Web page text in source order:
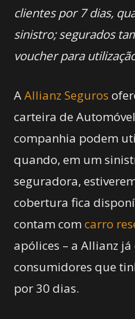
clientes por 7 dias,
sinistro; segurados
voucher para
AAllianz Seguros
carteira de
companhia podem
quando, em um
seguradora,
cobertura fica
contam comcarro
apólices – a Allianz
consumidores que
por 30 dias.